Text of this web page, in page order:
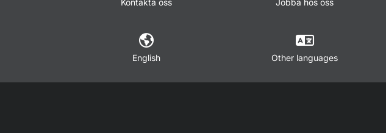
Kontakta oss Jobba hos oss
English Other languages